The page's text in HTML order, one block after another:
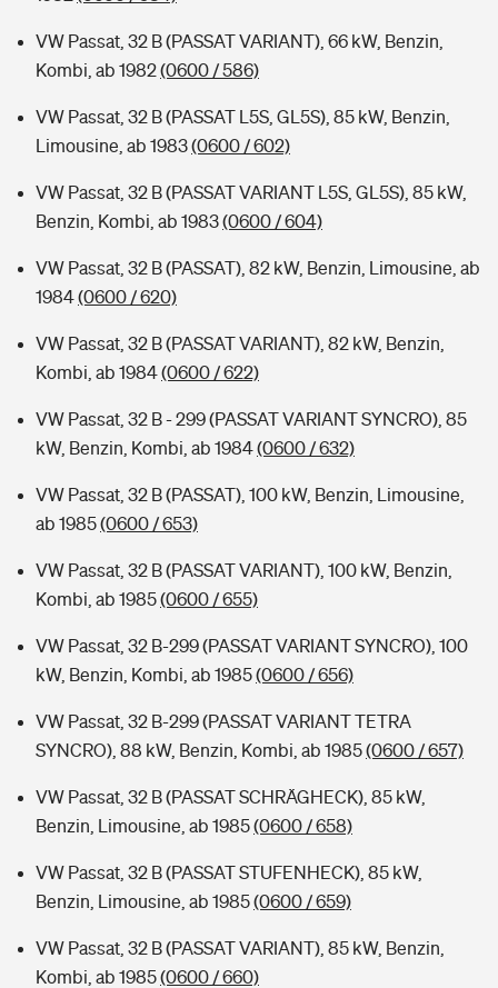
VW Passat, 32 B (PASSAT VARIANT), 66 kW, Benzin,
Kombi, ab 1982(0600 / 586)
VW Passat, 32 B (PASSAT L5S, GL5S), 85 kW, Benzin,
Limousine, ab 1983(0600 / 602)
VW Passat, 32 B (PASSAT VARIANT L5S, GL5S), 85 kW,
Benzin, Kombi, ab 1983(0600 / 604)
VW Passat, 32 B (PASSAT), 82 kW, Benzin, Limousine, ab
1984(0600 / 620)
VW Passat, 32 B (PASSAT VARIANT), 82 kW, Benzin,
Kombi, ab 1984(0600 / 622)
VW Passat, 32 B - 299 (PASSAT VARIANT SYNCRO), 85
kW, Benzin, Kombi, ab 1984(0600 / 632)
VW Passat, 32 B (PASSAT), 100 kW, Benzin, Limousine,
ab 1985(0600 / 653)
VW Passat, 32 B (PASSAT VARIANT), 100 kW, Benzin,
Kombi, ab 1985(0600 / 655)
VW Passat, 32 B-299 (PASSAT VARIANT SYNCRO), 100
kW, Benzin, Kombi, ab 1985(0600 / 656)
VW Passat, 32 B-299 (PASSAT VARIANT TETRA
SYNCRO), 88 kW, Benzin, Kombi, ab 1985(0600 / 657)
VW Passat, 32 B (PASSAT SCHRÄGHECK), 85 kW,
Benzin, Limousine, ab 1985(0600 / 658)
VW Passat, 32 B (PASSAT STUFENHECK), 85 kW,
Benzin, Limousine, ab 1985(0600 / 659)
VW Passat, 32 B (PASSAT VARIANT), 85 kW, Benzin,
Kombi, ab 1985(0600 / 660)